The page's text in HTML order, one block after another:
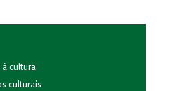
à cultura
culturais